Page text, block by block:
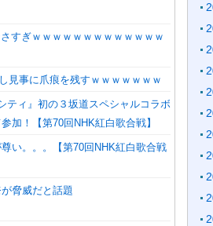
すぎｗｗｗｗｗｗｗｗｗｗｗｗｗ
見事に爪痕を残すｗｗｗｗｗｗｗ
ティ』初の３坂道スペシャルコラボ
加！【第70回NHK紅白歌合戦】
い。。。【第70回NHK紅白歌合戦
脅威だと話題